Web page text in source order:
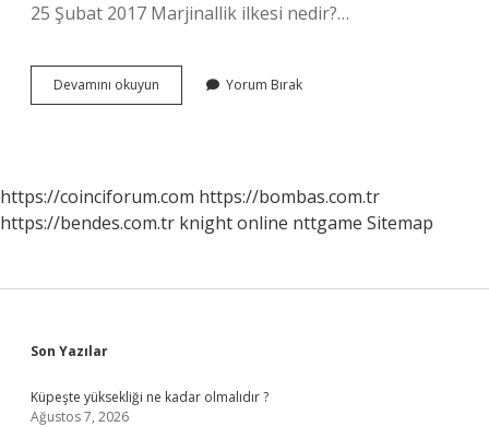
25 Şubat 2017 Marjinallik ilkesi nedir?…
Devamını okuyun Marjinal
Düşünce
Yorum Bırak
https://coinciforum.com https://bombas.com.tr
https://bendes.com.tr knight online nttgame Sitemap
Sidebar
Son Yazılar
Küpeşte yüksekliği ne kadar olmalıdır ?
Ağustos 7, 2026